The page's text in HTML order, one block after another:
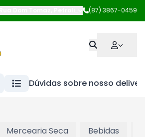
Petrolina-PE
(87) 3867-0459
Dúvidas sobre nosso
Mercearia Seca Bebidas